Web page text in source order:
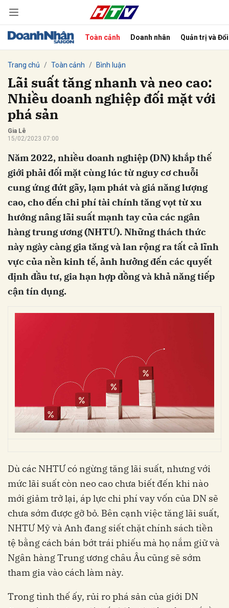
Toàn cảnh Doanh nhân Quản trị và
Trang chủ Toàn cảnh Bình luận
Lãi suất tăng nhanh và neo cao:
Nhiều doanh nghiệp đối mặt với
phá sản
Gia Lê
15/02/2023 07:00
Năm 2022, nhiều doanh nghiệp (DN) khắp thế
giới phải đối mặt cùng lúc từ nguy cơ chuỗi
cung ứng đứt gãy, lạm phát và giá năng lượng
cao, cho đến chi phí tài chính tăng vọt từ xu
hướng nâng lãi suất mạnh tay của các ngân
hàng trung ương (NHTƯ). Những thách thức
này ngày càng gia tăng và lan rộng ra tất cả lĩnh
vực của nền kinh tế, ảnh hưởng đến các quyết
định đầu tư, gia hạn hợp đồng và khả năng tiếp
cận tín dụng.
Dù các NHTƯ có ngừng tăng lãi suất, nhưng với
mức lãi suất còn neo cao chưa biết đến khi nào
mới giảm trở lại, áp lực chi phí vay vốn của DN sẽ
chưa sớm được gỡ bỏ. Bên cạnh việc tăng lãi suất,
NHTƯ Mỹ và Anh đang siết chặt chính sách tiền
tệ bằng cách bán bớt trái phiếu mà họ nắm giữ và
Ngân hàng Trung ương châu Âu cũng sẽ sớm
tham gia vào cách làm này.
Trong tình thế ấy, rủi ro phá sản của giới DN
Hủy